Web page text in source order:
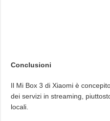
Conclusioni
Il Mi Box 3 di Xiaomi è
dei servizi in streaming,
locali.